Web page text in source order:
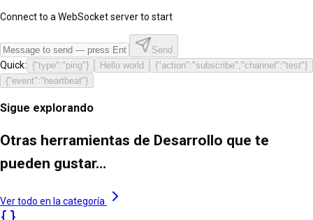
Connect to a WebSocket server to start
Send
Quick: {"type":"ping"} Hello world
{"action":"subscribe","channel":"test"}
{"event":"heartbeat"}
Sigue explorando
Otras herramientas de Desarrollo que te
pueden gustar…
Ver todo en la categoría